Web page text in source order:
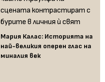
Мария Калас: Историята на
най-великия оперен глас на
миналия век